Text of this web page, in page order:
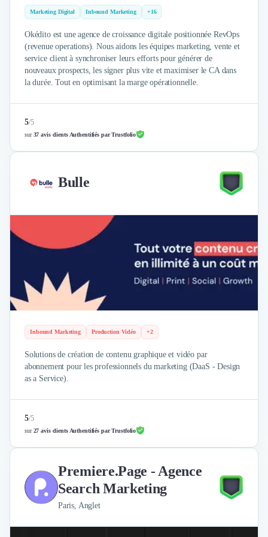
Réalité Virtuelle (VR)
Bureaux d'Entreprise
Déménagement
Impression
Logistique
Traduction
Traiteur & Restauration
Sourcing et Imports
Office Management
Développement à l'international
Gestion Immobilière
Logiciel PropTech
Courtage en Energie
Nettoyage & Ménage
Clubs & Réseaux Professionnels
Espaces de Coworking
Marketing Digital Inbound Marketing +16
Okédito est une agence de croissance digitale positionnée RevOps
(revenue operations). Nous aidons les équipes marketing, vente et
service client à synchroniser leurs efforts pour générer de
nouveaux prospects, les signer plus vite et maximiser le CA dans
la durée. Tout en optimisant la marge opérationnelle.
5/5
sur37 avis clients Authentifiés par Trustfolio
Bulle
Inbound Marketing Production Vidéo +2
Solutions de création de contenu graphique et vidéo par
abonnement pour les professionnels du marketing (DaaS - Design
as a Service).
5/5
sur27 avis clients Authentifiés par Trustfolio
Premiere.Page - Agence
Search Marketing
Paris, Anglet